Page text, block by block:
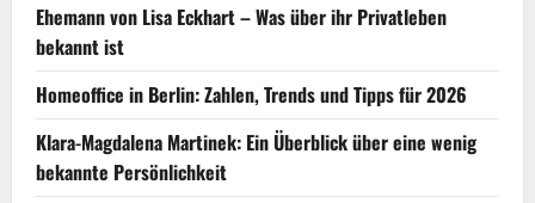
Ehemann von Lisa Eckhart – Was über ihr Privatleben
bekannt ist
Homeoffice in Berlin: Zahlen, Trends und Tipps für 2026
Klara-Magdalena Martinek: Ein Überblick über eine wenig
bekannte Persönlichkeit